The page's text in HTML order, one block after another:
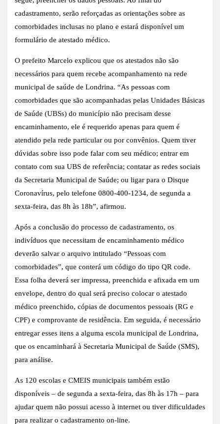
cadastramento, serão reforçadas as orientações sobre as
comorbidades inclusas no plano e estará disponível um
formulário de atestado médico.
O prefeito Marcelo explicou que os atestados não são
necessários para quem recebe acompanhamento na rede
municipal de saúde de Londrina. “As pessoas com
comorbidades que são acompanhadas pelas Unidades Básicas
de Saúde (UBSs) do município não precisam desse
encaminhamento, ele é requerido apenas para quem é
atendido pela rede particular ou por convênios. Quem tiver
dúvidas sobre isso pode falar com seu médico; entrar em
contato com sua UBS de referência; contatar as redes sociais
da Secretaria Municipal de Saúde; ou ligar para o Disque
Coronavírus, pelo telefone 0800-400-1234, de segunda a
sexta-feira, das 8h às 18h”, afirmou.
Após a conclusão do processo de cadastramento, os
indivíduos que necessitam de encaminhamento médico
deverão salvar o arquivo intitulado “Pessoas com
comorbidades”, que conterá um código do tipo QR code.
Essa folha deverá ser impressa, preenchida e afixada em um
envelope, dentro do qual será preciso colocar o atestado
médico preenchido, cópias de documentos pessoais (RG e
CPF) e comprovante de residência. Em seguida, é necessário
entregar esses itens a alguma escola municipal de Londrina,
que os encaminhará à Secretaria Municipal de Saúde (SMS),
para análise.
As 120 escolas e CMEIS municipais também estão
disponíveis – de segunda a sexta-feira, das 8h às 17h – para
ajudar quem não possui acesso à internet ou tiver dificuldades
para realizar o cadastramento on-line.